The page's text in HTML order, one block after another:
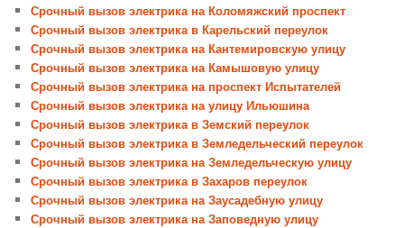
Срочный вызов электрика на Коломяжский проспект
Срочный вызов электрика в Карельский переулок
Срочный вызов электрика на Кантемировскую улицу
Срочный вызов электрика на Камышовую улицу
Срочный вызов электрика на проспект Испытателей
Срочный вызов электрика на улицу Ильюшина
Срочный вызов электрика в Земский переулок
Срочный вызов электрика в Земледельческий переулок
Срочный вызов электрика на Земледельческую улицу
Срочный вызов электрика в Захаров переулок
Срочный вызов электрика на Заусадебную улицу
Срочный вызов электрика на Заповедную улицу